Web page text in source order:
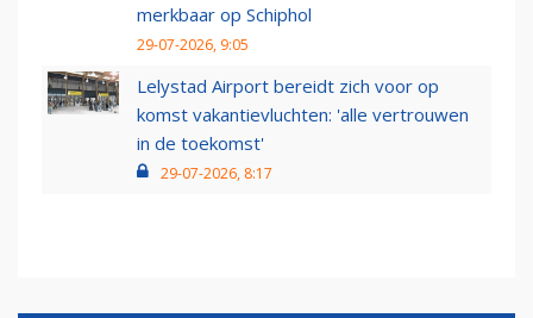
merkbaar op Schiphol
29-07-2026, 9:05
Lelystad Airport bereidt zich voor op
komst vakantievluchten: 'alle vertrouwen
in de toekomst'
29-07-2026, 8:17